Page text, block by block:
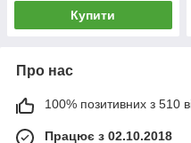
Купити
Про нас
100% позитивних з 510
Працює з 02.10.2018